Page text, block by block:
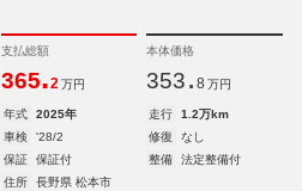
支払総額
365.2 万円
本体価格
353. 8 万円
年式 2025年 走行
1.2万km
車検
'28/2 修復
なし
保証
保証付 整備
法定整備付
住所
長野県 松本市